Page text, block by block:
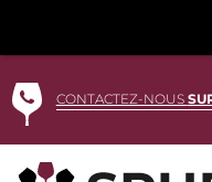
au
contenuCONTACTEZ-NOUS